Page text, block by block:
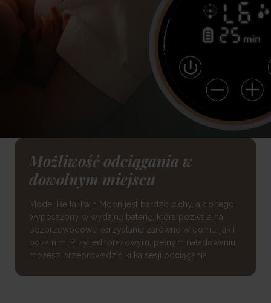
Możliwość odciągania w
dowolnym miejscu
Model Bella Twin Moon jest bardzo cichy, a do tego
wyposażony w wydajną baterię, która pozwala na
bezprzewodowe korzystanie zarówno w domu, jak i
poza nim. Przy jednorazowym, pełnym naładowaniu
możesz przeprowadzić kilka sesji odciągania.